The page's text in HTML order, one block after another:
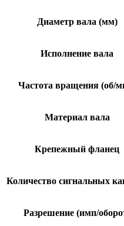
Диаметр вала (мм)
Исполнение вала
Частота вращения (об/
Материал вала
Крепежный фланец
Количество сигнальных
Разрешение (имп/